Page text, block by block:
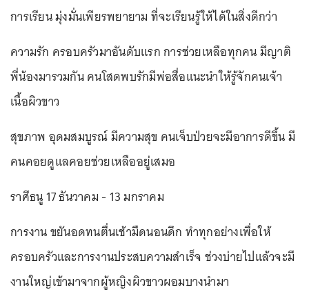
การเรียน มุ่งมั่นเพียรพยายาม ที่จะเรียนรู้ให้ได้ในสิ่งดีกว่า
ความรัก ครอบครัวมาอันดับแรก การช่วยเหลือทุกคน มีญาติ
พี่น้องมารวมกัน คนโสดพบรักมีพ่อสื่อแนะนำให้รู้จักคนเจ้า
เนื้อผิวขาว
สุขภาพ อุดมสมบูรณ์ มีความสุข คนเจ็บป่วยจะมีอาการดีขึ้น มี
คนคอยดูแลคอยช่วยเหลืออยู่เสมอ
ราศีธนู 17 ธันวาคม - 13 มกราคม
การงาน ขยันอดทนตื่นเช้ามืดนอนดึก ทำทุกอย่างเพื่อให้
ครอบครัวและการงานประสบความสำเร็จ ช่วงบ่ายไปแล้วจะมี
งานใหญ่เข้ามาจากผู้หญิงผิวขาวผอมบางนำมา